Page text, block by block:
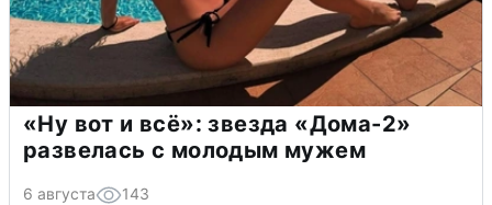
«Ну вот и всё»: звезда «Дома-2»
развелась с молодым мужем
6 августа 143